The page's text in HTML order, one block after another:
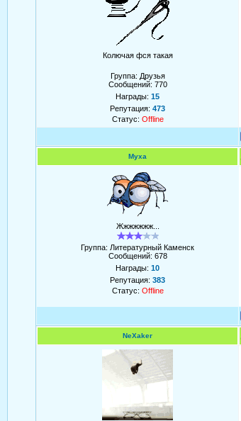
Колючая фся такая
Группа: Друзья
Сообщений: 770
Награды: 15
Репутация: 473
Статус: Offline
Муха
Жжжжжжж...
Группа: Литературный Каменск
Сообщений: 678
Награды: 10
Репутация: 383
Статус: Offline
NeXaker